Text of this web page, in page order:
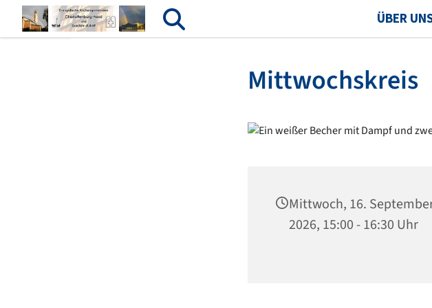
ÜBER
Mittwochskreis
Mittwoch, 16.
2026, 15:00 - 16:30 Uhr